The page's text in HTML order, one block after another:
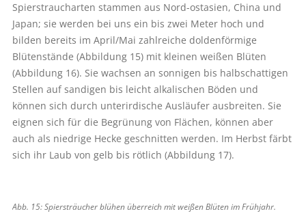
Spierstraucharten stammen aus Nord-ostasien, China und
Japan; sie werden bei uns ein bis zwei Meter hoch und
bilden bereits im April/Mai zahlreiche doldenförmige
Blütenstände (Abbildung 15) mit kleinen weißen Blüten
(Abbildung 16). Sie wachsen an sonnigen bis halbschattigen
Stellen auf sandigen bis leicht alkalischen Böden und
können sich durch unterirdische Ausläufer ausbreiten. Sie
eignen sich für die Begrünung von Flächen, können aber
auch als niedrige Hecke geschnitten werden. Im Herbst färbt
sich ihr Laub von gelb bis rötlich (Abbildung 17).
Abb. 15: Spiersträucher blühen überreich mit weißen Blüten im Frühjahr.